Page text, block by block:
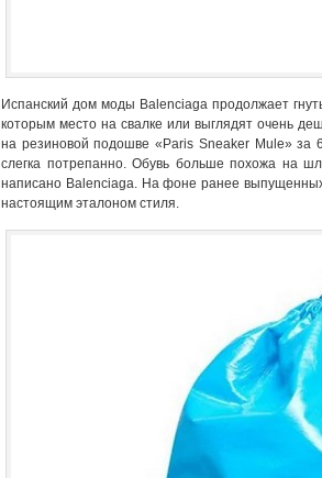
Испанский дом моды Balenciaga продолжает
которым место на свалке или выглядят очень
на резиновой подошве «Paris Sneaker Mule» за
слегка потрепанно. Обувь больше похожа на
написано Balenciaga. На фоне ранее
настоящим эталоном стиля.